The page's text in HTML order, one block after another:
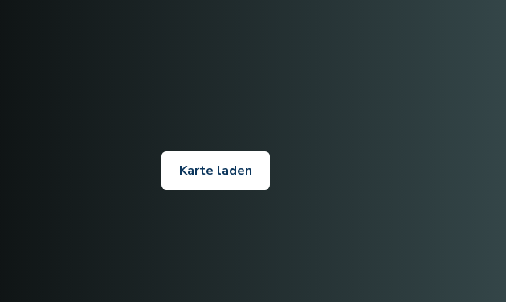
Karte laden